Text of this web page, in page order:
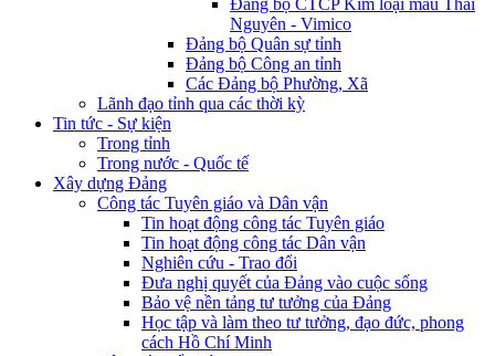
Nguyên - Vimico
Đảng bộ Quân sự tỉnh
Đảng bộ Công an tỉnh
Các Đảng bộ Phường, Xã
Lãnh đạo tỉnh qua các thời kỳ
Tin tức - Sự kiện
Trong tỉnh
Trong nước - Quốc tế
Xây dựng Đảng
Công tác Tuyên giáo và Dân vận
Tin hoạt động công tác Tuyên giáo
Tin hoạt động công tác Dân vận
Nghiên cứu - Trao đổi
Đưa nghị quyết của Đảng vào cuộc sống
Bảo vệ nền tảng tư tưởng của Đảng
Học tập và làm theo tư tưởng, đạo đức, phong
cách Hồ Chí Minh